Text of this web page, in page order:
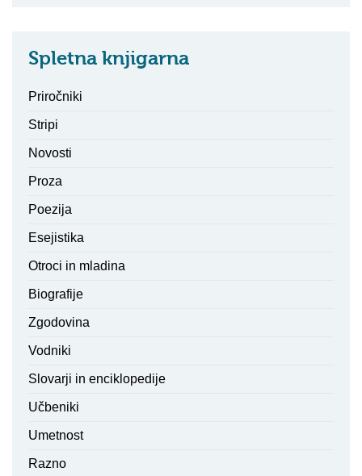
Spletna knjigarna
Priročniki
Stripi
Novosti
Proza
Poezija
Esejistika
Otroci in mladina
Biografije
Zgodovina
Vodniki
Slovarji in enciklopedije
Učbeniki
Umetnost
Razno